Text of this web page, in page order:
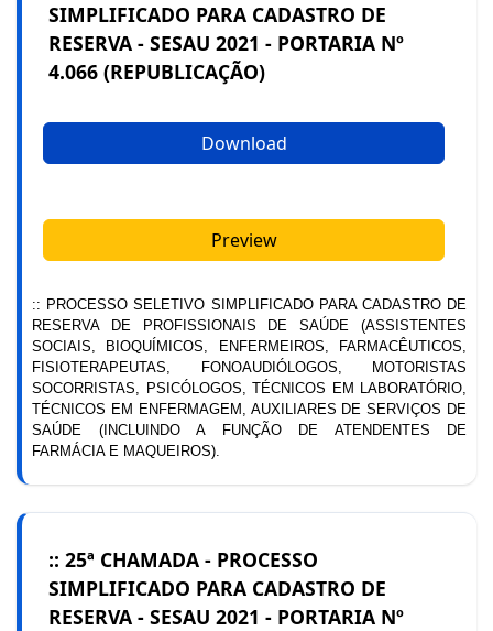
SIMPLIFICADO PARA CADASTRO DE
RESERVA - SESAU 2021 - PORTARIA Nº
4.066 (REPUBLICAÇÃO)
Download
Preview
:: PROCESSO SELETIVO SIMPLIFICADO PARA CADASTRO DE
RESERVA DE PROFISSIONAIS DE SAÚDE (ASSISTENTES
SOCIAIS, BIOQUÍMICOS, ENFERMEIROS, FARMACÊUTICOS,
FISIOTERAPEUTAS, FONOAUDIÓLOGOS, MOTORISTAS
SOCORRISTAS, PSICÓLOGOS, TÉCNICOS EM LABORATÓRIO,
TÉCNICOS EM ENFERMAGEM, AUXILIARES DE SERVIÇOS DE
SAÚDE (INCLUINDO A FUNÇÃO DE ATENDENTES DE
FARMÁCIA E MAQUEIROS).
:: 25ª CHAMADA - PROCESSO
SIMPLIFICADO PARA CADASTRO DE
RESERVA - SESAU 2021 - PORTARIA Nº